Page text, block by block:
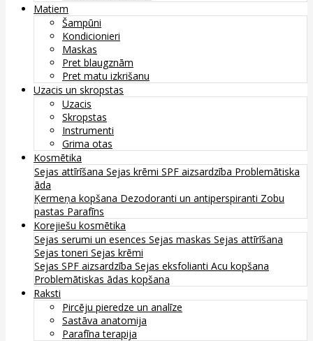
Matiem
Šampūni
Kondicionieri
Maskas
Pret blaugznām
Pret matu izkrišanu
Uzacis un skropstas
Uzacis
Skropstas
Instrumenti
Grima otas
Kosmētika
Sejas attīrīšana Sejas krēmi SPF aizsardzība Problemātiska
āda
Ķermeņa kopšana Dezodoranti un antiperspiranti Zobu
pastas Parafīns
Korejiešu kosmētika
Sejas serumi un esences Sejas maskas Sejas attīrīšana
Sejas toneri Sejas krēmi
Sejas SPF aizsardzība Sejas eksfolianti Acu kopšana
Problemātiskas ādas kopšana
Raksti
Pircēju pieredze un analīze
Sastāva anatomija
Parafīna terapija